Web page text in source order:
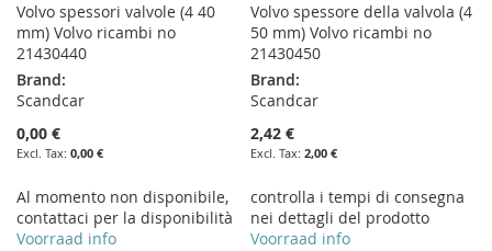
Volvo spessori valvole (4 40
mm) Volvo ricambi no
21430440
Brand:
Scandcar
0,00 €
0,00 €
Al momento non disponibile,
contattaci per la disponibilità
Voorraad info
Volvo spessore della valvola (4
50 mm) Volvo ricambi no
21430450
Brand:
Scandcar
2,42 €
2,00 €
controlla i tempi di consegna
nei dettagli del prodotto
Voorraad info